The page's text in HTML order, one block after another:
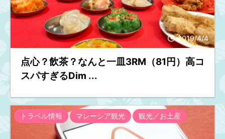
2019/4/4
点心？飲茶？なんと一皿3RM（81円）高コ
スパすぎるDim ...
トラベル情報 マレーシア観光 観光／お土産